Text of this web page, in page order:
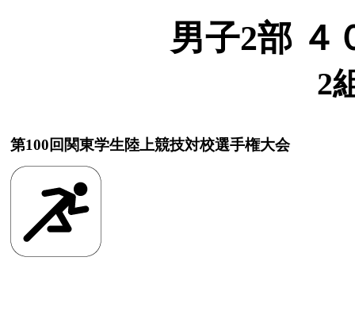
男子2部 ４
2
第100回関東学生陸上競技対校選手権大会